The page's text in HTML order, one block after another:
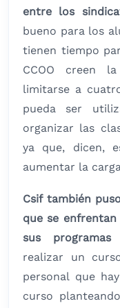
entre los
bueno para los
tienen tiempo
CCOO creen
limitarse a
pueda ser
organizar las
ya que, dicen,
aumentar la
Csif también
que se
sus programas
realizar un
personal que
curso